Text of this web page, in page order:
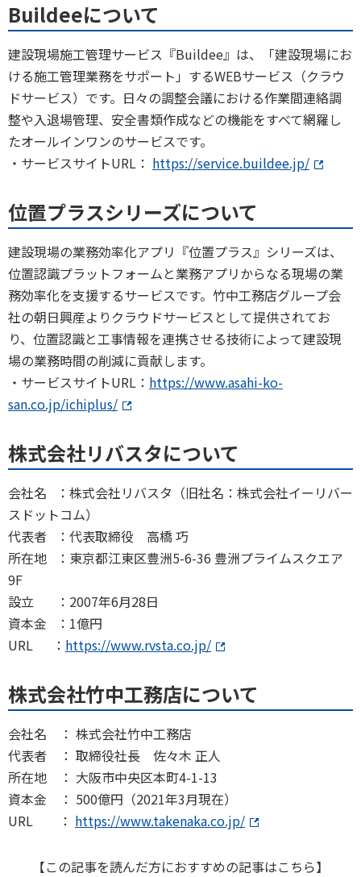
Buildeeについて
建設現場施工管理サービス『Buildee』は、「建設現場にお
ける施工管理業務をサポート」するWEBサービス（クラウ
ドサービス）です。日々の調整会議における作業間連絡調
整や入退場管理、安全書類作成などの機能をすべて網羅し
たオールインワンのサービスです。
・サービスサイトURL： https://service.buildee.jp/
位置プラスシリーズについて
建設現場の業務効率化アプリ『位置プラス』シリーズは、
位置認識プラットフォームと業務アプリからなる現場の業
務効率化を支援するサービスです。竹中工務店グループ会
社の朝日興産よりクラウドサービスとして提供されてお
り、位置認識と工事情報を連携させる技術によって建設現
場の業務時間の削減に貢献します。
・サービスサイトURL： https://www.asahi-ko-
san.co.jp/ichiplus/
株式会社リバスタについて
会社名 ：株式会社リバスタ（旧社名：株式会社イーリバー
スドットコム）
代表者 ：代表取締役 高橋 巧
所在地 ：東京都江東区豊洲5-6-36 豊洲プライムスクエア
9F
設立 ：2007年6月28日
資本金 ：1億円
URL ： https://www.rvsta.co.jp/
株式会社竹中工務店について
会社名 ： 株式会社竹中工務店
代表者 ： 取締役社長 佐々木 正人
所在地 ： 大阪市中央区本町4-1-13
資本金 ： 500億円（2021年3月現在）
URL ： https://www.takenaka.co.jp/
【この記事を読んだ方におすすめの記事はこちら】